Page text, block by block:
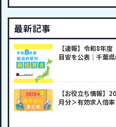
最新記事
【速報】令和8年
目安を公表｜千葉
【お役立ち情報】
月分＞有効求人倍率